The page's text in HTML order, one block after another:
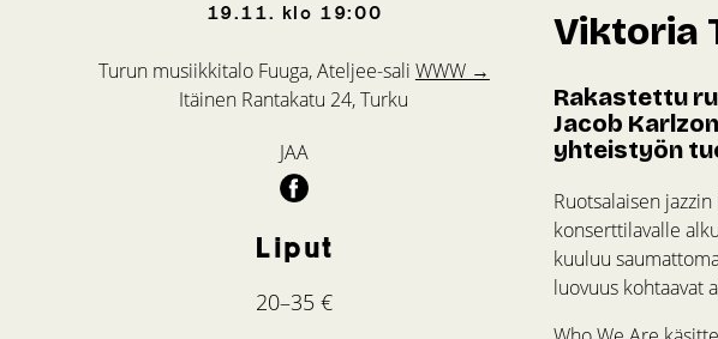
19.11. klo 19:00
Turun musiikkitalo Fuuga, Ateljee-sali WWW →
Itäinen Rantakatu 24, Turku
JAA
Liput
20–35 €
Viktoria
Rakastettu
Jacob
yhteistyön
Ruotsalaisen
konserttilavalle
kuuluu
luovuus kohtaavat